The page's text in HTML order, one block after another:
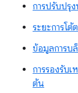
การปรับปรุ
ระยะการโ
ข้อมูลการบ
การรองรับ
ต้น